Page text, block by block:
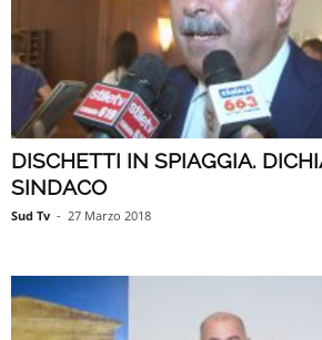
DISCHETTI IN SPIAGGIA.
SINDACO
Sud Tv - 27 Marzo 2018